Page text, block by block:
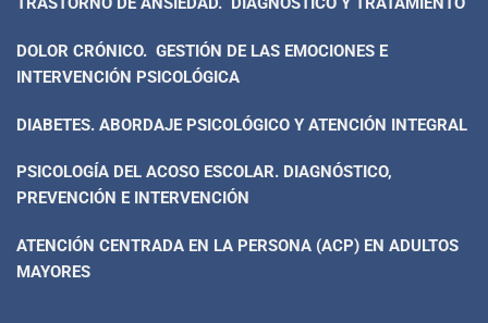
DOLOR CRÓNICO. GESTIÓN DE LAS EMOCIONES E
INTERVENCIÓN PSICOLÓGICA
DIABETES. ABORDAJE PSICOLÓGICO Y ATENCIÓN INTEGRAL
PSICOLOGÍA DEL ACOSO ESCOLAR. DIAGNÓSTICO,
PREVENCIÓN E INTERVENCIÓN
ATENCIÓN CENTRADA EN LA PERSONA (ACP) EN ADULTOS
MAYORES